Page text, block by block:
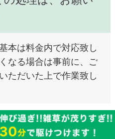
本は料金内で対応致し
なる場合は事前に、ご
ただいた上で作業致し